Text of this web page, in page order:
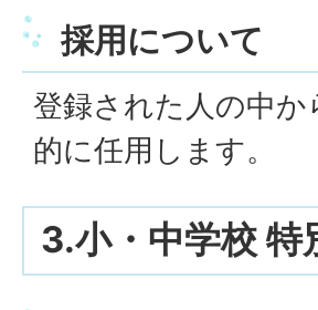
採用について
登録された人の中
的に任用します。
3.小・中学校 特